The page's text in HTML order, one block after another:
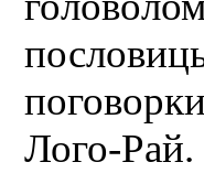
Лого-Рай.